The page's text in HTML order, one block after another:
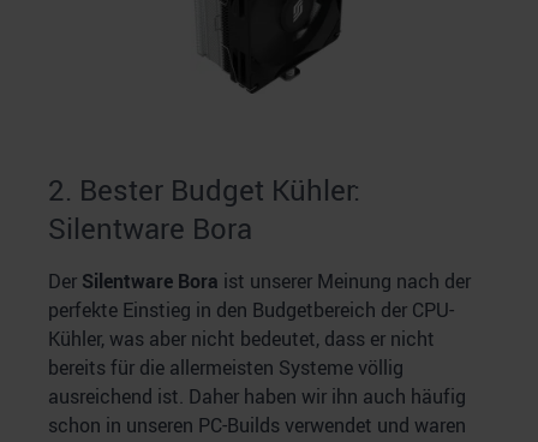
2. Bester Budget Kühler:
Silentware Bora
Der Silentware Bora ist unserer Meinung nach der
perfekte Einstieg in den Budgetbereich der CPU-
Kühler, was aber nicht bedeutet, dass er nicht
bereits für die allermeisten Systeme völlig
ausreichend ist. Daher haben wir ihn auch häufig
schon in unseren PC-Builds verwendet und waren